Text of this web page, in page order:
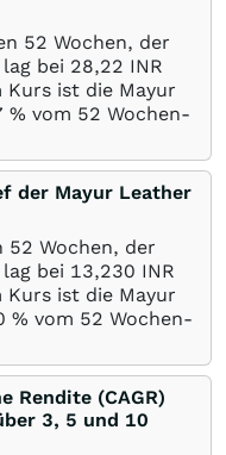
52 Wochen, der
bei 28,22 INR
ist die Mayur
% vom 52 Wochen-
der Mayur Leather
Wochen, der
bei 13,230 INR
ist die Mayur
% vom 52 Wochen-
Rendite (CAGR)
3, 5 und 10